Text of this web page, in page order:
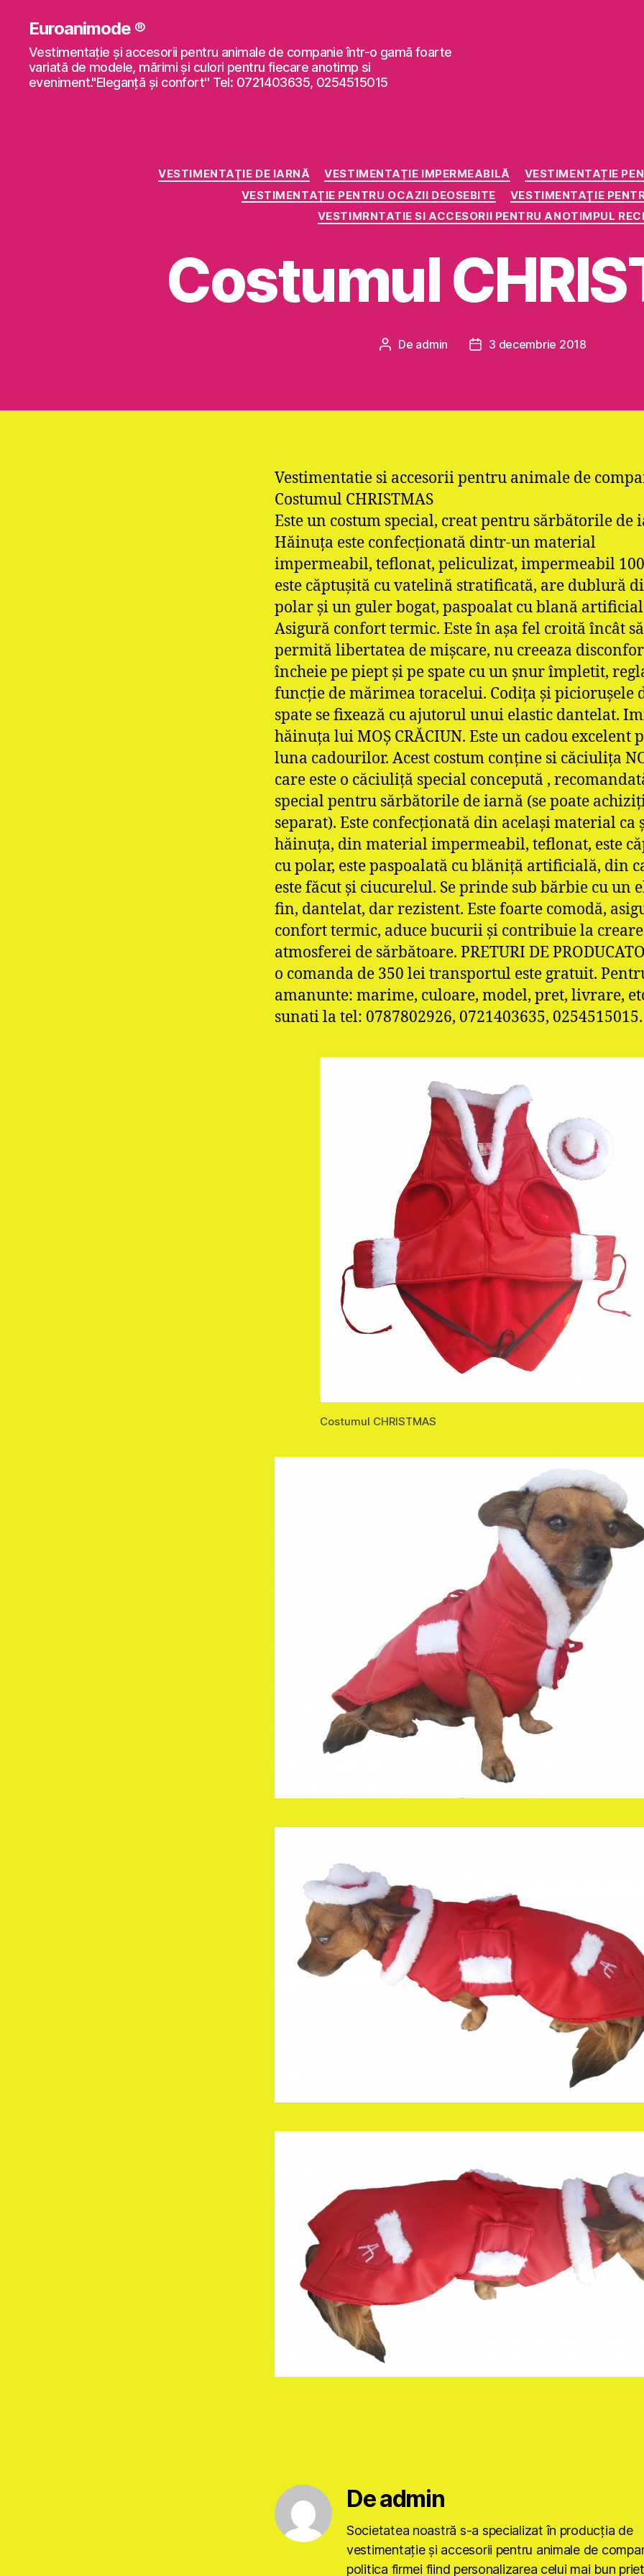
Euroanimode ®
Vestimentaţie şi accesorii pentru animale de companie într-o gamă foarte
variată de modele, mărimi şi culori pentru fiecare anotimp si
eveniment."Eleganță și confort'' Tel: 0721403635, 0254515015
Categorii
VESTIMENTAŢIE DE IARNĂ VESTIMENTAŢIE IMPERMEABILĂ
VESTIMENTAȚIE
VESTIMENTAŢIE PENTRU OCAZII DEOSEBITE
VESTIMENTAŢIE
VESTIMRNTATIE SI ACCESORII PENTRU ANOTIMPUL
Costumul
Autor
De admin
Dată3 decembrie 2018
Vestimentatie si accesorii pentru animale de
Costumul CHRISTMAS
Este un costum special, creat pentru sărbătorile de
Hăinuţa este confecţionată dintr-un material
impermeabil, teflonat, peliculizat, impermeabil
este căptuşită cu vatelină stratificată, are dublură
polar şi un guler bogat, paspoalat cu blană
Asigură confort termic. Este în aşa fel croită încât să
permită libertatea de mişcare, nu creeaza
încheie pe piept şi pe spate cu un şnur împletit,
funcţie de mărimea toracelui. Codiţa şi picioruşele
spate se fixează cu ajutorul unui elastic dantelat.
hăinuţa lui MOŞ CRĂCIUN. Este un cadou excelent
luna cadourilor. Acest costum conţine si căciuliţa
care este o căciuliţă special concepută ,
special pentru sărbătorile de iarnă (se poate
separat). Este confecţionată din acelaşi material ca
hăinuţa, din material impermeabil, teflonat, este
cu polar, este paspoalată cu blăniţă artificială, din
este făcut şi ciucurelul. Se prinde sub bărbie cu un
fin, dantelat, dar rezistent. Este foarte comodă,
confort termic, aduce bucurii şi contribuie la
atmosferei de sărbătoare. PRETURI DE
o comanda de 350 lei transportul este gratuit.
amanunte: marime, culoare, model, pret, livrare,
sunati la tel: 0787802926, 0721403635, 0254515015.
Costumul CHRISTMAS
De admin
Societatea noastră s-a specializat în producţia de
vestimentaţie şi accesorii pentru animale de
politica firmei fiind personalizarea celui mai bun